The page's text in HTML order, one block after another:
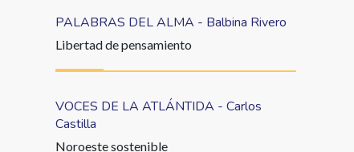
PALABRAS DEL ALMA - Balbina Rivero
Libertad de pensamiento
VOCES DE LA ATLÁNTIDA - Carlos
Castilla
Noroeste sostenible